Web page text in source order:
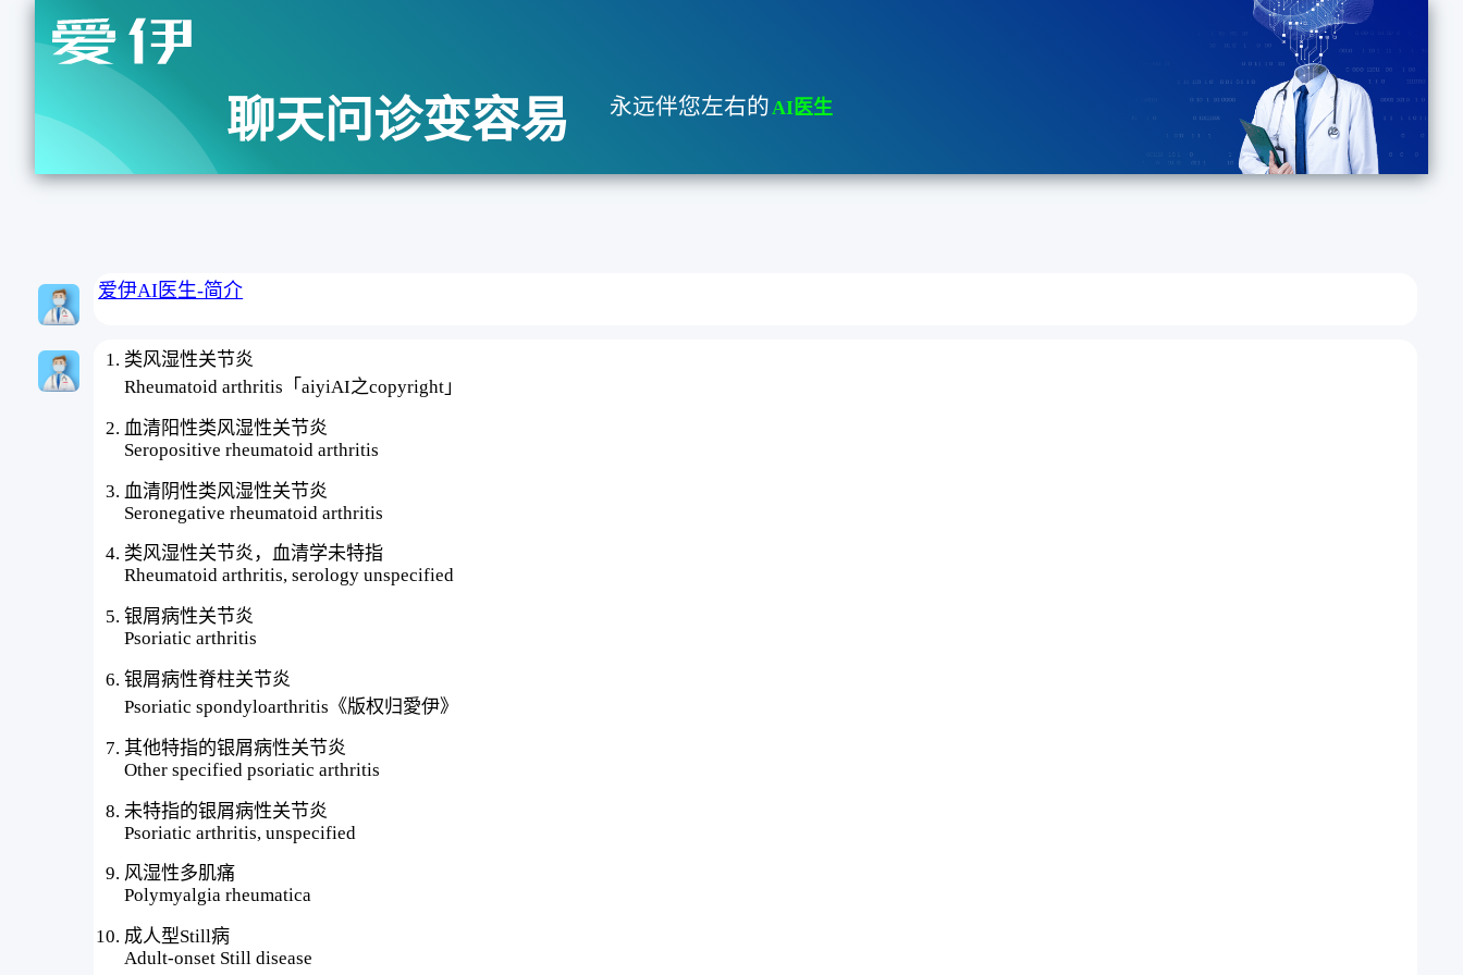
聊天问诊变容易 永远伴您左右的AI医生
爱伊AI医生-简介
类风湿性关节炎
Rheumatoid arthritis「aiyiAI之copyright」
血清阳性类风湿性关节炎
Seropositive rheumatoid arthritis
血清阴性类风湿性关节炎
Seronegative rheumatoid arthritis
类风湿性关节炎，血清学未特指
Rheumatoid arthritis, serology unspecified
银屑病性关节炎
Psoriatic arthritis
银屑病性脊柱关节炎
Psoriatic spondyloarthritis《版权归愛伊》
其他特指的银屑病性关节炎
Other specified psoriatic arthritis
未特指的银屑病性关节炎
Psoriatic arthritis, unspecified
风湿性多肌痛
Polymyalgia rheumatica
成人型Still病
Adult-onset Still disease